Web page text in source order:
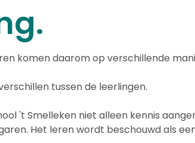
komen daarom op verschillende
tussen de leerlingen.
't Smelleken niet alleen kennis
Het leren wordt beschouwd als